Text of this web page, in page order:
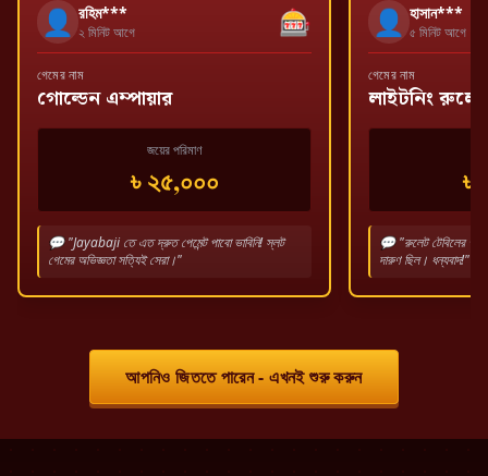
👤 রহিম***
২ মিনিট আগে 🎰
গেমের নাম
গোল্ডেন এম্পায়ার
জয়ের পরিমাণ
৳ ২৫,০০০
💬 "Jayabaji তে এত দ্রুত পেমেন্ট পাবো ভাবিনি! স্লট
গেমের অভিজ্ঞতা সত্যিই সেরা।"
👤 হাসান***
৫ মিনিট আগে
গেমের নাম
লাইটনিং
৳
💬 "রুলেট টেবিলের
দারুণ ছিল। ধন্যবাদ!"
আপনিও জিততে পারেন - এখনই শুরু করুন